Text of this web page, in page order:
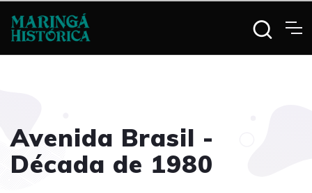
Avenida Brasil -
Década de 1980